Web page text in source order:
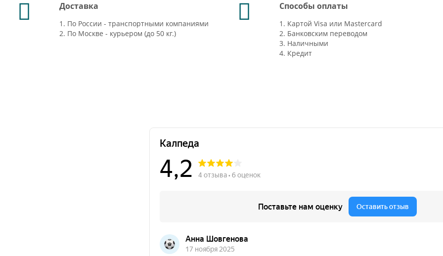
Доставка
1. По России - транспортными компаниями
2. По Москве - курьером (до 50 кг.)
Способы оплаты
1. Картой Visa или Mastercard
2. Банковским переводом
3. Наличными
4. Кредит